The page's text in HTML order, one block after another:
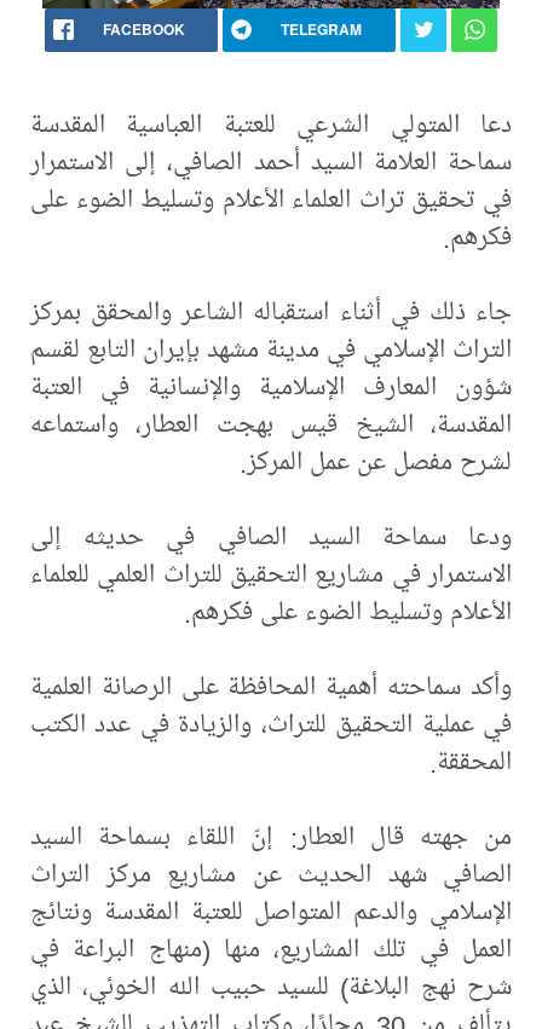
FACEBOOK TELEGRAM
دعا المتولي الشرعي للعتبة العباسية المقدسة
سماحة العلامة السيد أحمد الصافي، إلى الاستمرار
في تحقيق تراث العلماء الأعلام وتسليط الضوء على
فكرهم.
جاء ذلك في أثناء استقباله الشاعر والمحقق بمركز
التراث الإسلامي في مدينة مشهد بإيران التابع لقسم
شؤون المعارف الإسلامية والإنسانية في العتبة
المقدسة، الشيخ قيس بهجت العطار، واستماعه
لشرح مفصل عن عمل المركز.
ودعا سماحة السيد الصافي في حديثه إلى
الاستمرار في مشاريع التحقيق للتراث العلمي للعلماء
الأعلام وتسليط الضوء على فكرهم.
وأكد سماحته أهمية المحافظة على الرصانة العلمية
في عملية التحقيق للتراث، والزيادة في عدد الكتب
المحققة.
من جهته قال العطار: إنّ اللقاء بسماحة السيد
الصافي شهد الحديث عن مشاريع مركز التراث
الإسلامي والدعم المتواصل للعتبة المقدسة ونتائج
العمل في تلك المشاريع، منها (منهاج البراعة في
شرح نهج البلاغة) للسيد حبيب الله الخوئي، الذي